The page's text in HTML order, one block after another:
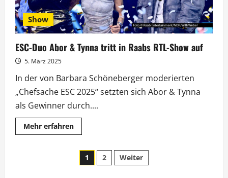
Show
ESC-Duo Abor & Tynna tritt in Raabs RTL-Show auf
5. März 2025
In der von Barbara Schöneberger moderierten
„Chefsache ESC 2025“ setzten sich Abor & Tynna
als Gewinner durch....
Mehr erfahrenMehr
Informationen
Duo
Abor
Seitennummerierung
1 2 Weiter